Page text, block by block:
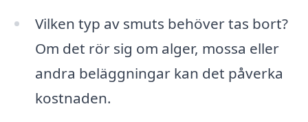
Vilken typ av smuts behöver tas bort?
Om det rör sig om alger, mossa eller
andra beläggningar kan det påverka
kostnaden.